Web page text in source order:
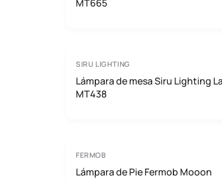
MT665
SIRU LIGHTING
Lámpara de mesa Siru Lighting
MT438
FERMOB
Lámpara de Pie Fermob Mooon